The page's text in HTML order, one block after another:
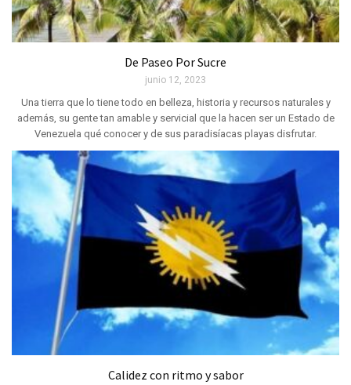
De Paseo Por Sucre
junio 12, 2023
Una tierra que lo tiene todo en belleza, historia y recursos naturales y
además, su gente tan amable y servicial que la hacen ser un Estado de
Venezuela qué conocer y de sus paradisíacas playas disfrutar.
Calidez con ritmo y sabor